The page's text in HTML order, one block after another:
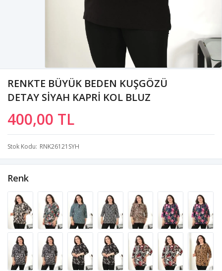
RENKTE BÜYÜK BEDEN KUŞGÖZÜ
DETAY SİYAH KAPRİ KOL BLUZ
400,00 TL
Stok Kodu RNK26121SYH
Renk